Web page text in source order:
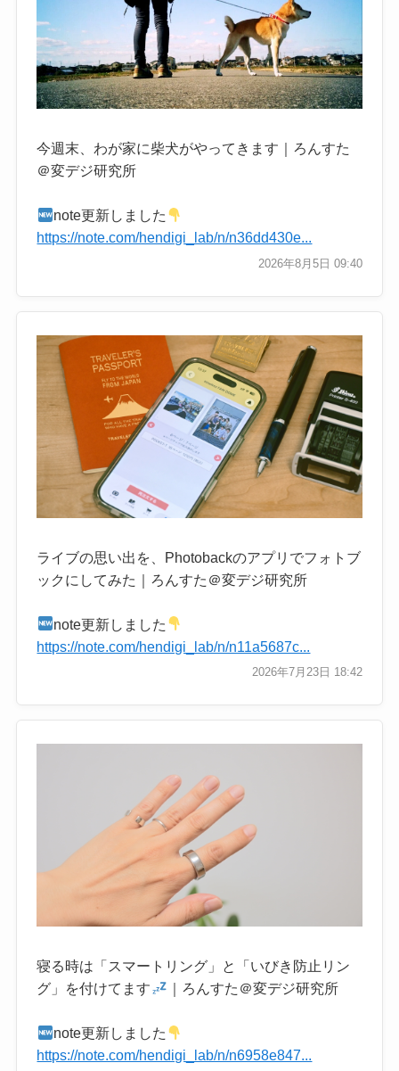
今週末、わが家に柴犬がやってきます｜ろんすた
＠変デジ研究所
note更新しました
https://note.com/hendigi_lab/n/n36dd430e...
2026年8月5日 09:40
ライブの思い出を、Photobackのアプリでフォトブ
ックにしてみた｜ろんすた＠変デジ研究所
note更新しました
https://note.com/hendigi_lab/n/n11a5687c...
2026年7月23日 18:42
寝る時は「スマートリング」と「いびき防止リン
グ」を付けてます
｜ろんすた＠変デジ研究所
note更新しました
https://note.com/hendigi_lab/n/n6958e847...